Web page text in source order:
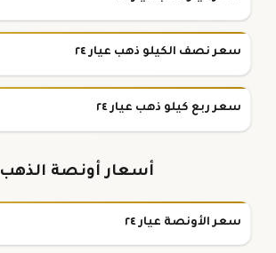
سعر نصف الكيلو ذهب عيار ٢٤
سعر ربع كيلو ذهب عيار ٢٤
أسعار أونصة الذهب
سعر الأونصة عيار ٢٤